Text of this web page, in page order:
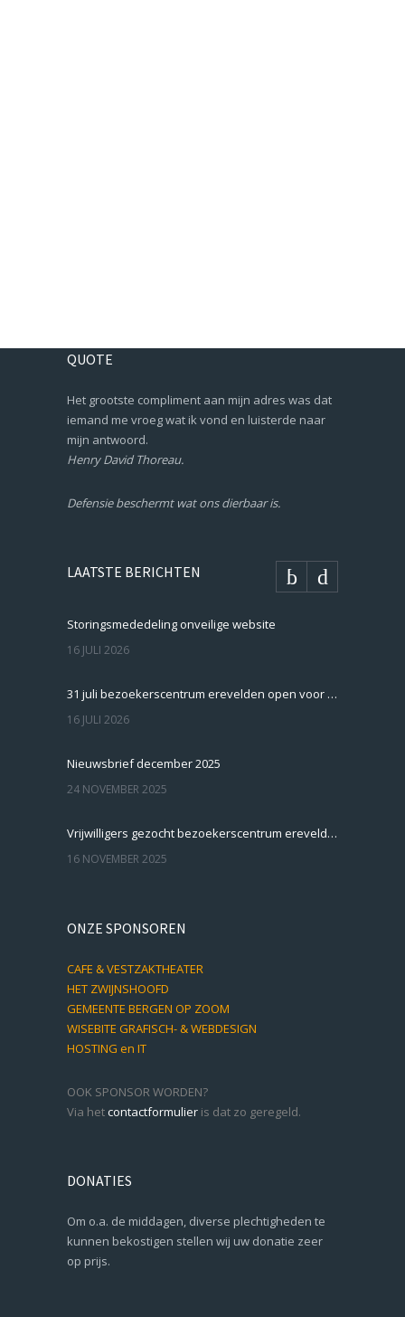
QUOTE
Het grootste compliment aan mijn adres was dat
iemand me vroeg wat ik vond en luisterde naar
mijn antwoord.
Henry David Thoreau.
Defensie beschermt wat ons dierbaar is.
LAATSTE BERICHTEN
Storingsmededeling onveilige website
16 JULI 2026
31 juli bezoekerscentrum erevelden open voor veteranen
16 JULI 2026
Nieuwsbrief december 2025
24 NOVEMBER 2025
Vrijwilligers gezocht bezoekerscentrum erevelden
16 NOVEMBER 2025
ONZE SPONSOREN
CAFE & VESTZAKTHEATER
HET ZWIJNSHOOFD
GEMEENTE BERGEN OP ZOOM
WISEBITE GRAFISCH- & WEBDESIGN
HOSTING en IT
OOK SPONSOR WORDEN?
Via hetcontactformulier is dat zo geregeld.
DONATIES
Om o.a. de middagen, diverse plechtigheden te
kunnen bekostigen stellen wij uw donatie zeer
op prijs.